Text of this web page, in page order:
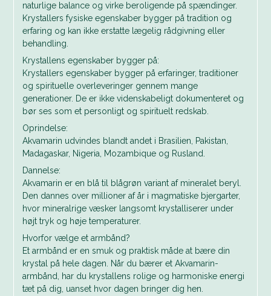
naturlige balance og virke beroligende på spændinger.
Krystallers fysiske egenskaber bygger på tradition og
erfaring og kan ikke erstatte lægelig rådgivning eller
behandling.
Krystallens egenskaber bygger på:
Krystallers egenskaber bygger på erfaringer, traditioner
og spirituelle overleveringer gennem mange
generationer. De er ikke videnskabeligt dokumenteret og
bør ses som et personligt og spirituelt redskab.
Oprindelse:
Akvamarin udvindes blandt andet i Brasilien, Pakistan,
Madagaskar, Nigeria, Mozambique og Rusland.
Dannelse:
Akvamarin er en blå til blågrøn variant af mineralet beryl.
Den dannes over millioner af år i magmatiske bjergarter,
hvor mineralrige væsker langsomt krystalliserer under
højt tryk og høje temperaturer.
Hvorfor vælge et armbånd?
Et armbånd er en smuk og praktisk måde at bære din
krystal på hele dagen. Når du bærer et Akvamarin-
armbånd, har du krystallens rolige og harmoniske energi
tæt på dig, uanset hvor dagen bringer dig hen.